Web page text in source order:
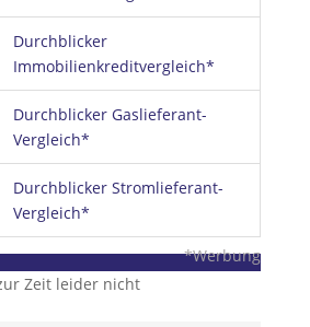
Durchblicker
Immobilienkreditvergleich*
Durchblicker Gaslieferant-
Vergleich*
Durchblicker Stromlieferant-
Vergleich*
*Werbung
Zeit leider nicht